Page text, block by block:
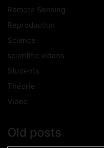
Remote Sensing
Reproduction
Science
scientific videos
Students
Théorie
Video
Old posts